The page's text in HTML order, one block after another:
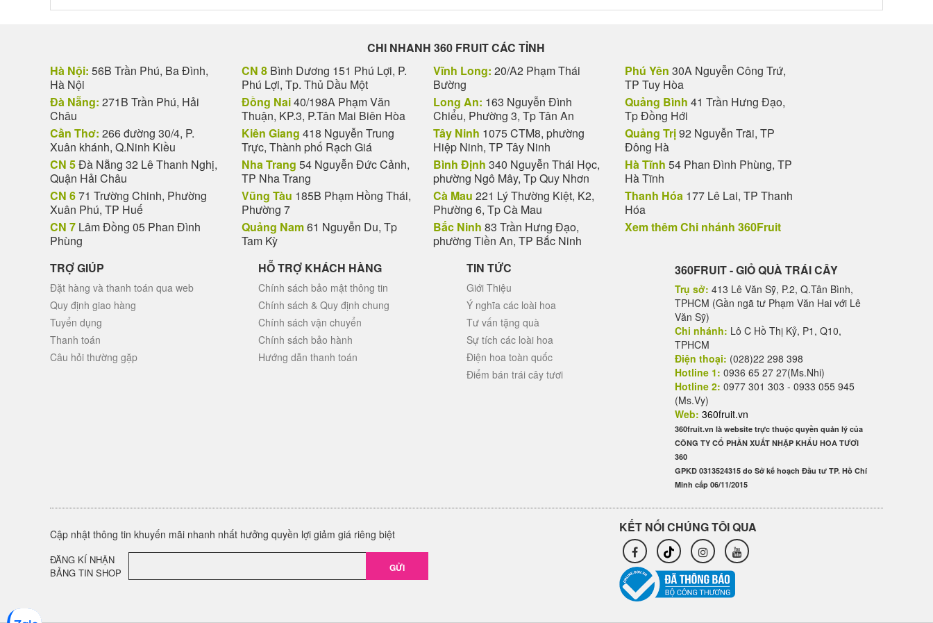
CHI NHANH 360 FRUIT CÁC TỈNH
Hà Nội: 56B Trần Phú, Ba Đình,
Hà Nội
Đà Nẵng: 271B Trần Phú, Hải
Châu
Cần Thơ: 266 đường 30/4, P.
Xuân khánh, Q.Ninh Kiều
CN 5Đà Nẵng 32 Lê Thanh Nghị,
Quận Hải Châu
CN 671 Trường Chinh, Phường
Xuân Phú, TP Huế
CN 7 Lâm Đồng 05 Phan Đình
Phùng
CN 8 Bình Dương 151 Phú Lợi, P.
Phú Lợi, Tp. Thủ Dầu Một
Đồng Nai40/198A Phạm Văn
Thuận, KP.3, P.Tân Mai Biên Hòa
Kiên Giang 418 Nguyễn Trung
Trực, Thành phố Rạch Giá
Nha Trang 54 Nguyễn Đức Cảnh,
TP Nha Trang
Vũng Tàu 185B Phạm Hồng Thái,
Phường 7
Quảng Nam61 Nguyễn Du, Tp
Tam Kỳ
Vĩnh Long: 20/A2 Phạm Thái
Bường
Long An: 163 Nguyễn Đình
Chiểu, Phường 3, Tp Tân An
Tây Ninh 1075 CTM8, phường
Hiệp Ninh, TP Tây Ninh
Bình Định 340 Nguyễn Thái Học,
phường Ngô Mây, Tp Quy Nhơn
Cà Mau 221 Lý Thường Kiệt, K2,
Phường 6, Tp Cà Mau
Bắc Ninh 83 Trần Hưng Đạo,
phường Tiền An, TP Bắc Ninh
Phú Yên 30A Nguyễn Công Trứ,
TP Tuy Hòa
Quảng Bình 41 Trần Hưng Đạo,
Tp Đồng Hới
Quảng Trị92 Nguyễn Trãi, TP
Đông Hà
Hà Tĩnh 54 Phan Đình Phùng, TP
Hà Tĩnh
Thanh Hóa 177 Lê Lai, TP Thanh
Hóa
Xem thêm Chi nhánh 360Fruit
TRỢ GIÚP
Đặt hàng và thanh toán qua web
Quy định giao hàng
Tuyển dụng
Thanh toán
Câu hỏi thường gặp
HỖ TRỢ KHÁCH HÀNG
Chính sách bảo mật thông tin
Chính sách & Quy định chung
Chính sách vận chuyển
Chính sách bảo hành
Hướng dẫn thanh toán
TIN TỨC
Giới Thiệu
Ý nghĩa các loài hoa
Tư vấn tặng quà
Sự tích các loài hoa
Điện hoa toàn quốc
Điểm bán trái cây tươi
360FRUIT - GIỎ QUÀ TRÁI CÂY
Trụ sở: 413 Lê Văn Sỹ, P.2, Q.Tân Bình,
TPHCM (Gần ngã tư Phạm Văn Hai với Lê
Văn Sỹ)
Chi nhánh: Lô C Hồ Thị Kỷ, P1, Q10,
TPHCM
Điện thoại: (028)22 298 398
Hotline 1: 0936 65 27 27(Ms.Nhi)
Hotline 2: 0977 301 303 - 0933 055 945
(Ms.Vy)
Web: 360fruit.vn
360fruit.vn là website trực thuộc quyền quản lý của
CÔNG TY CỔ PHẦN XUẤT NHẬP KHẨU HOA TƯƠI
360
GPKD 0313524315 do Sở kế hoạch Đầu tư TP. Hồ Chí
Minh cấp 06/11/2015
Cập nhật thông tin khuyến mãi nhanh nhất hưởng quyền lợi giảm giá riêng biệt
ĐĂNG KÍ NHẬN
BẢNG TIN SHOP
GỬI
KẾT NỐI CHÚNG TÔI QUA